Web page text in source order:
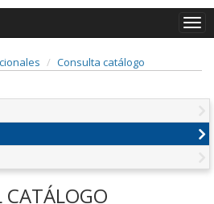
Consulta catálogo
CATÁLOGO